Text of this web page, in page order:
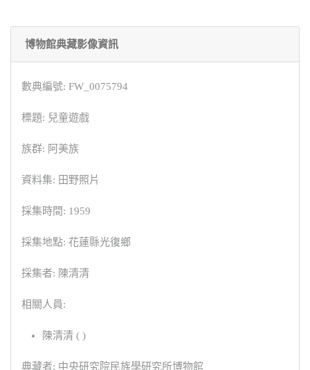
博物館典藏影像資訊
數典編號: FW_0075794
標題: 兒童遊戲
族群: 阿美族
資料集: 田野照片
採集時間: 1959
採集地點: 花蓮縣光復鄉
採集者: 陳清清
相關人員:
陳清清 ( )
典藏者: 中央研究院民族學研究所博物館